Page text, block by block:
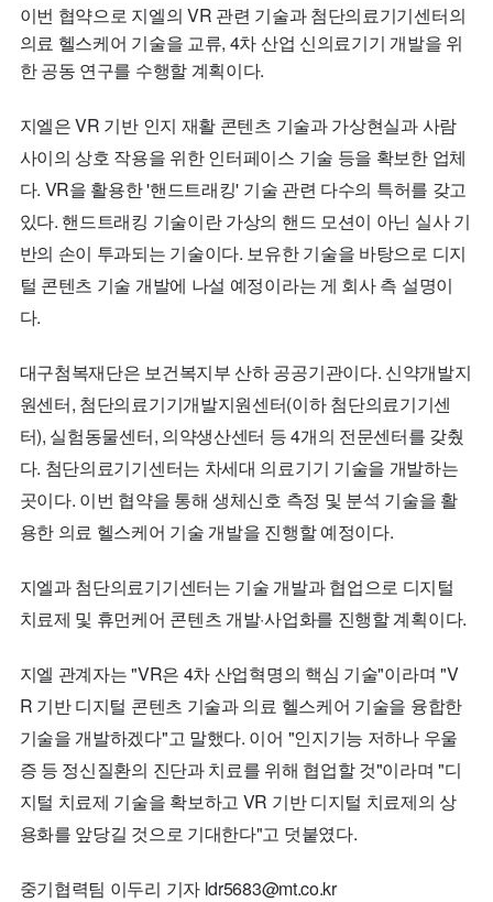
이번 협약으로 지엘의 VR 관련 기술과 첨단의료기기센터의
의료 헬스케어 기술을 교류, 4차 산업 신의료기기 개발을 위
한 공동 연구를 수행할 계획이다.
지엘은VR 기반 인지 재활 콘텐츠 기술과 가상현실과 사람
사이의 상호 작용을 위한 인터페이스 기술 등을 확보한 업체
다. VR을 활용한 '핸드트래킹' 기술 관련 다수의 특허를 갖고
있다. 핸드트래킹 기술이란 가상의 핸드 모션이 아닌 실사 기
반의 손이 투과되는 기술이다. 보유한 기술을 바탕으로 디지
털 콘텐츠 기술 개발에 나설 예정이라는 게 회사 측 설명이
다.
대구첨복재단은 보건복지부 산하 공공기관이다. 신약개발지
원센터, 첨단의료기기개발지원센터(이하 첨단의료기기센
터), 실험동물센터, 의약생산센터 등 4개의 전문센터를 갖췄
다. 첨단의료기기센터는 차세대 의료기기 기술을 개발하는
곳이다. 이번 협약을 통해 생체신호 측정 및 분석 기술을 활
용한 의료 헬스케어 기술 개발을 진행할 예정이다.
지엘과 첨단의료기기센터는 기술 개발과 협업으로 디지털
치료제 및 휴먼케어 콘텐츠 개발·사업화를 진행할 계획이다.
지엘 관계자는 "VR은 4차 산업혁명의 핵심 기술"이라며 "V
R 기반 디지털 콘텐츠 기술과 의료 헬스케어 기술을 융합한
기술을 개발하겠다"고 말했다. 이어 "인지기능 저하나 우울
증 등 정신질환의 진단과 치료를 위해 협업할 것"이라며 "디
지털 치료제 기술을 확보하고 VR 기반 디지털 치료제의 상
용화를 앞당길 것으로 기대한다"고 덧붙였다.
중기협력팀 이두리 기자 ldr5683@mt.co.kr